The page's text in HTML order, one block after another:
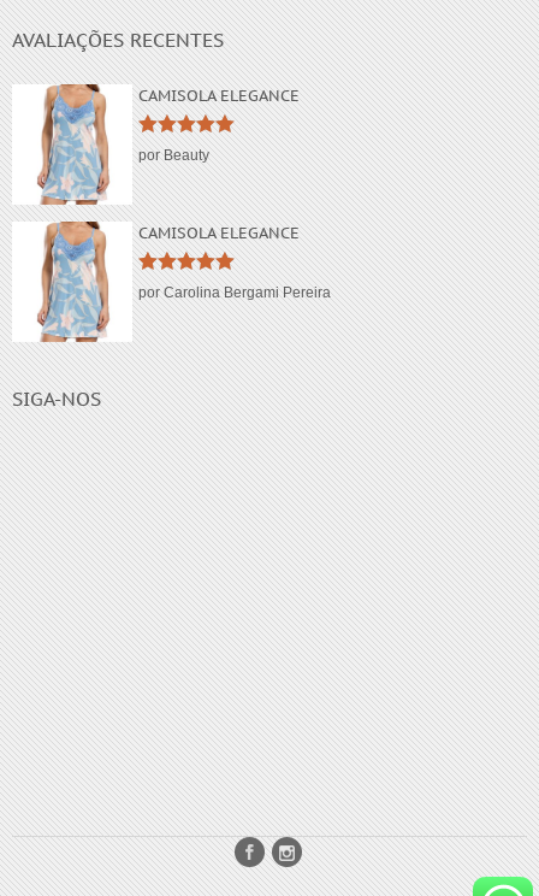
Enjoy the Tyrion gift card
AVALIAÇÕES RECENTES
CAMISOLA ELEGANCE
Avaliação5
de 5
por Beauty
CAMISOLA ELEGANCE
Avaliação5
de 5
por Carolina Bergami Pereira
SIGA-NOS